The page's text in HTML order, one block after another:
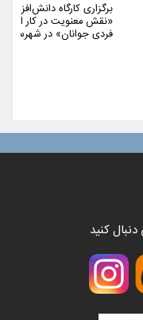
برگزاری کارگاه
«نقش معنویت در کار
فردی جوانان» در شهرستان
کنید